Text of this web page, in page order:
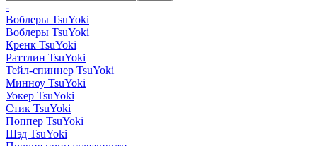
-
Воблеры TsuYoki
Воблеры TsuYoki
Кренк TsuYoki
Раттлин TsuYoki
Тейл-спиннер TsuYoki
Минноу TsuYoki
Уокер TsuYoki
Стик TsuYoki
Поппер TsuYoki
Шэд TsuYoki